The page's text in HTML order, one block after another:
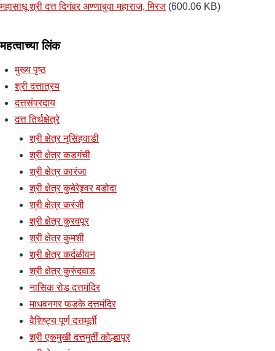
महासाधू श्री दत्त दिगंबर अण्णाबुवा महाराज, मिरज (600.06 KB)
महत्वाच्या लिंक
मुख्य पृष्ठ
श्री दत्तात्रय
दत्तसंप्रदाय
दत्त तिर्थक्षेत्रे
श्री क्षेत्र नृसिंहवाडी
श्री क्षेत्र कडगंची
श्री क्षेत्र कारंजा
श्री क्षेत्र कुबेरेश्र्वर बडोदा
श्री क्षेत्र करंजी
श्री क्षेत्र कुरवपूर
श्री क्षेत्र कुमशी
श्री क्षेत्र कर्दळीवन
श्री क्षेत्र कुरुंदवाड
नासिक रोड दत्तमंदिर
माधवनगर फडके दत्तमंदिर
वैशिष्ट्य पूर्ण दत्तमूर्ती
श्री एकमुखी दत्तमुर्ती कोल्हापूर